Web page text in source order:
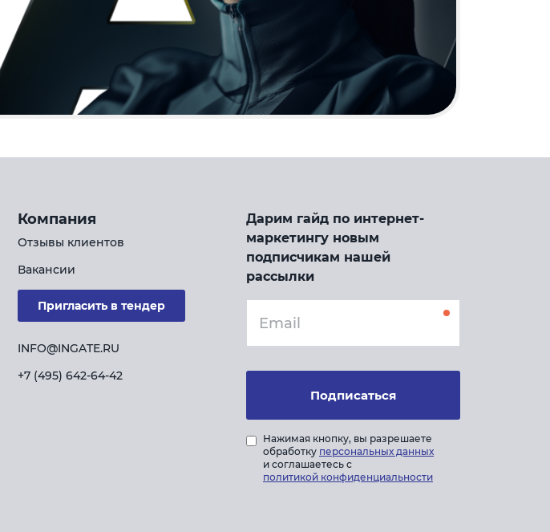
Компания
Отзывы клиентов
Вакансии
Пригласить в тендер
INFO@INGATE.RU
+7 (495) 642-64-42
Дарим гайд по интернет-
маркетингу новым
подписчикам нашей
рассылки
Подписаться
Нажимая кнопку, вы разрешаете
обработку персональных данных
и соглашаетесь с
политикой конфиденциальности